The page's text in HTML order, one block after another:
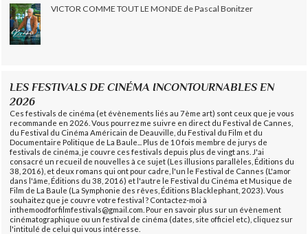
VICTOR COMME TOUT LE MONDE de Pascal Bonitzer
LES FESTIVALS DE CINÉMA INCONTOURNABLES EN
2026
Ces festivals de cinéma (et évènements liés au 7ème art) sont ceux que je vous
recommande en 2026. Vous pourrez me suivre en direct du Festival de Cannes,
du Festival du Cinéma Américain de Deauville, du Festival du Film et du
Documentaire Politique de La Baule... Plus de 10 fois membre de jurys de
festivals de cinéma, je couvre ces festivals depuis plus de vingt ans. J'ai
consacré un recueil de nouvelles à ce sujet (Les illusions parallèles, Éditions du
38, 2016), et deux romans qui ont pour cadre, l'un le Festival de Cannes (L'amor
dans l'âme, Éditions du 38, 2016) et l'autre le Festival du Cinéma et Musique de
Film de La Baule (La Symphonie des rêves, Éditions Blacklephant, 2023). Vous
souhaitez que je couvre votre festival ? Contactez-moi à
inthemoodforfilmfestivals@gmail.com. Pour en savoir plus sur un évènement
cinématographique ou un festival de cinéma (dates, site officiel etc), cliquez sur
l'intitulé de celui qui vous intéresse.